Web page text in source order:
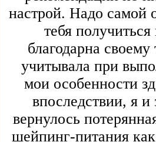
настрой. Надо самой
тебя
благодарна
учитывала при
мои особенности
впоследствии, я
вернулось
шейпинг-питания